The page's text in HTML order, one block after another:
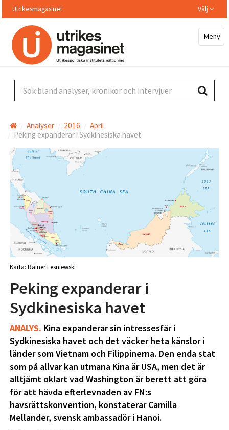
Hoppa
huvudinnehållet
Utrikesmagasinet Välj
Meny
Analyser 2016
April
Peking expanderar i Sydkinesiska havet
Karta: Rainer Lesniewski
Peking expanderar i
Sydkinesiska havet
ANALYS. Kina expanderar sin intressesfär i
Sydkinesiska havet och det väcker heta känslor i
länder som Vietnam och Filippinerna. Den enda stat
som på allvar kan utmana Kina är USA, men det är
alltjämt oklart vad Washington är berett att göra
för att hävda efterlevnaden av FN:s
havsrättskonvention, konstaterar Camilla
Mellander, svensk ambassadör i Hanoi.